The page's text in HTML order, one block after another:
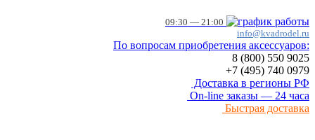
09:30 — 21:00
info@kvadrodel.ru
По вопросам приобретения аксессуаров:
8 (800) 550 9025
+7 (495) 740 0979
Доставка в регионы РФ
On-line заказы — 24 часа
Быстрая доставка